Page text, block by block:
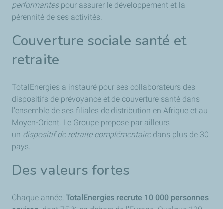
performantespour assurer le développement et la
pérennité de ses activités.
Couverture sociale santé et
retraite
TotalEnergies a instauré pour ses collaborateurs des
dispositifs de prévoyance et de couverture santé dans
l’ensemble de ses filiales de distribution en Afrique et au
Moyen-Orient. Le Groupe propose par ailleurs
un dispositif de retraite complémentaire dans plus de 30
pays.
Des valeurs fortes
Chaque année, TotalEnergies recrute 10 000 personnes